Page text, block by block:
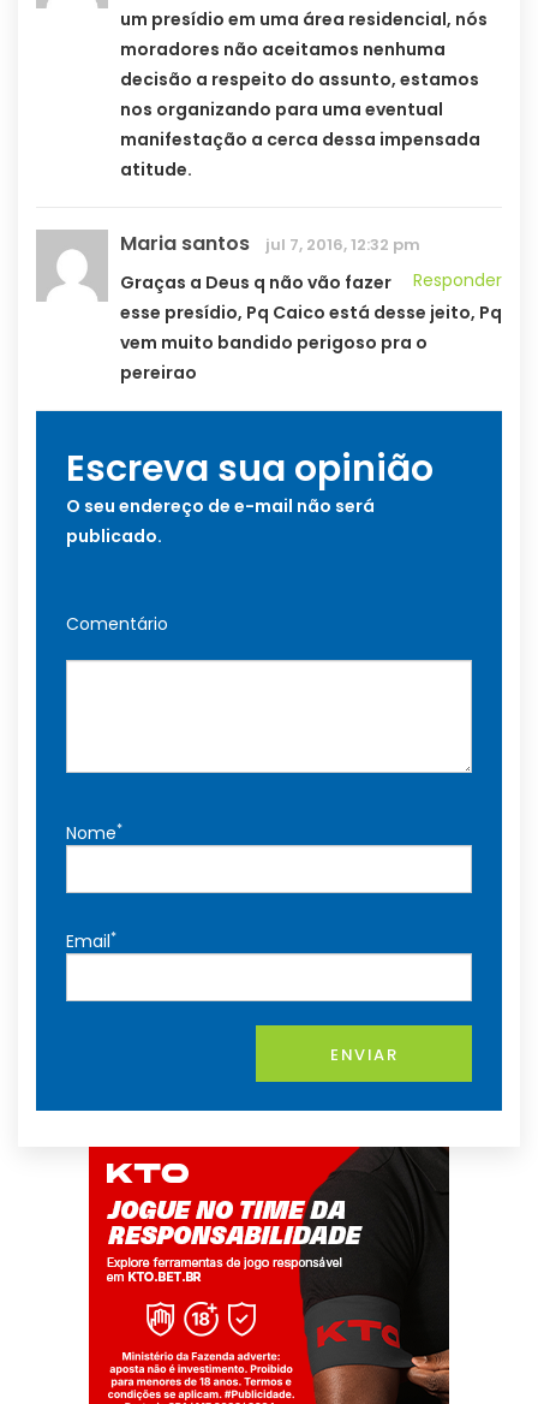
um presídio em uma área residencial, nós
moradores não aceitamos nenhuma
decisão a respeito do assunto, estamos
nos organizando para uma eventual
manifestação a cerca dessa impensada
atitude.
Maria santos jul 7, 2016, 12:32 pm
Responder
Graças a Deus q não vão fazer
esse presídio, Pq Caico está desse jeito, Pq
vem muito bandido perigoso pra o
pereirao
Escreva sua opinião
O seu endereço de e-mail não será
publicado.
Comentário
Nome*
Email*
ENVIAR